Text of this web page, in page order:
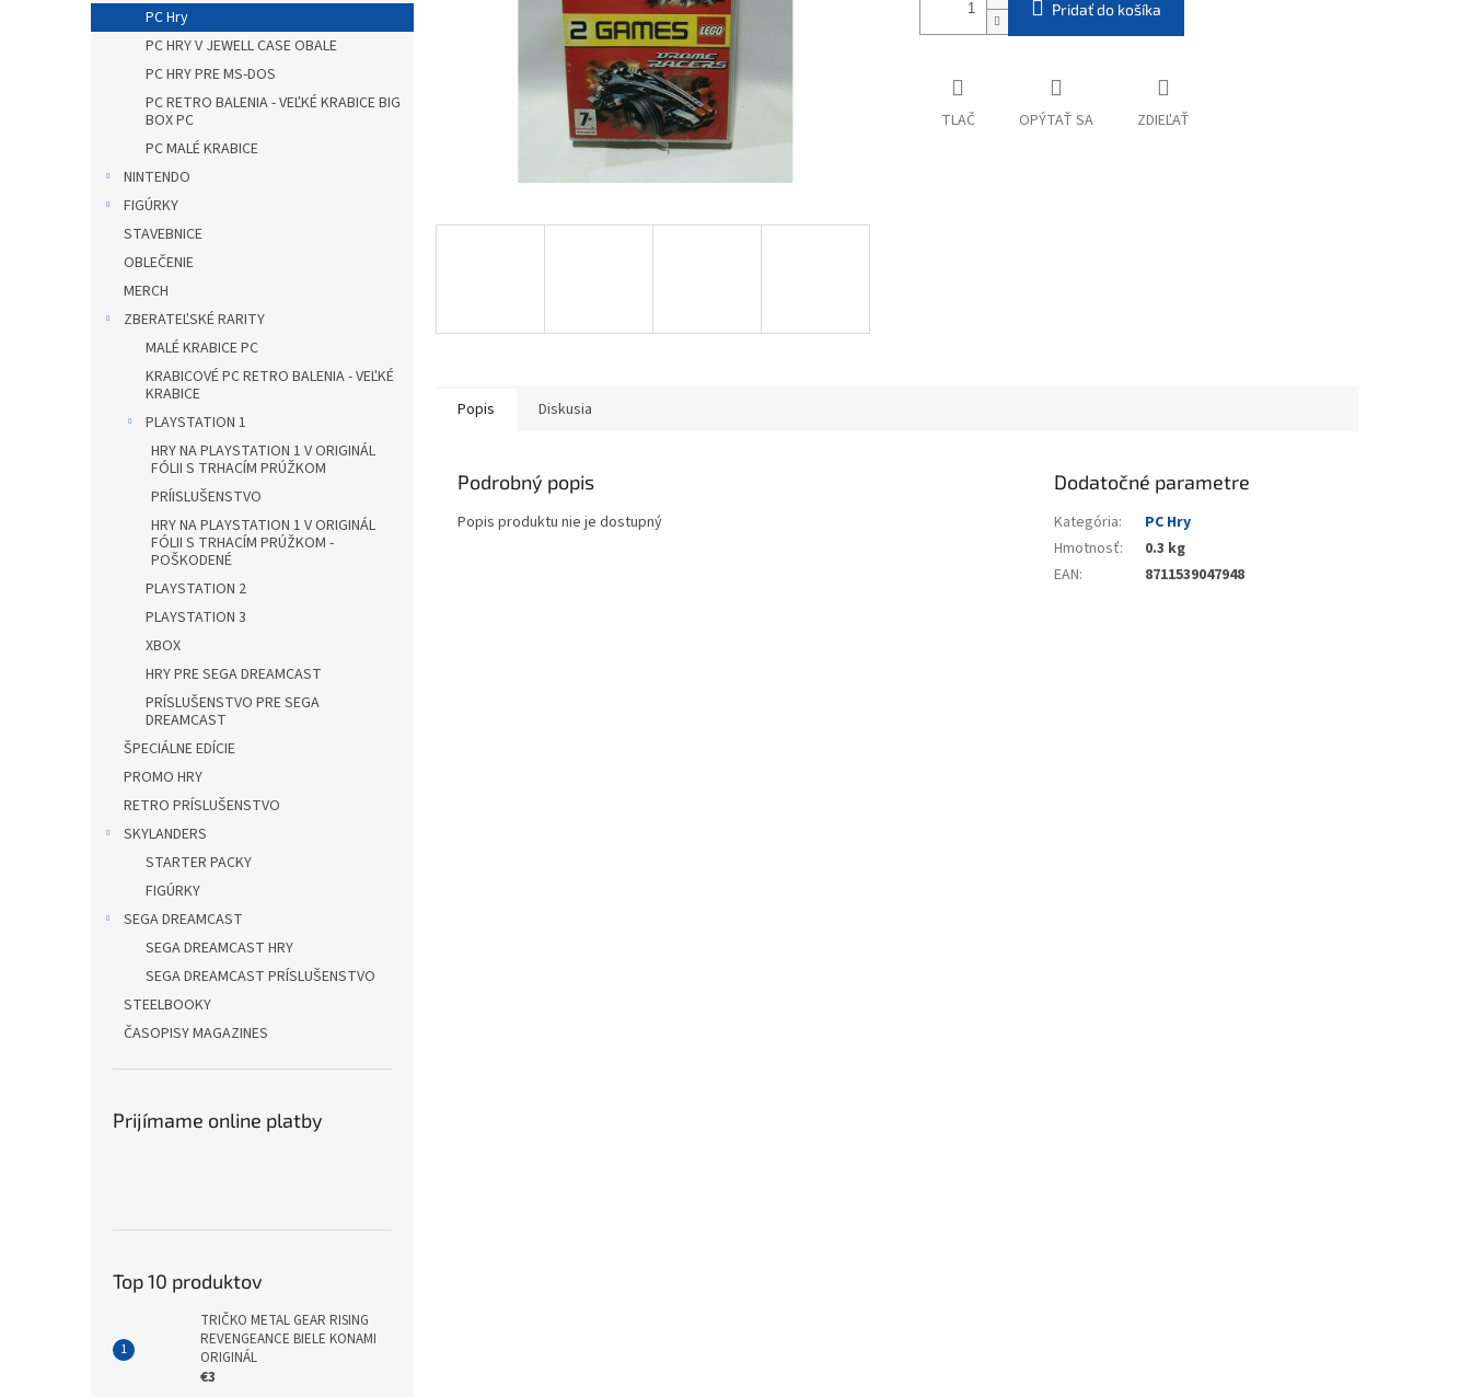
PC Hry
PC HRY V JEWELL CASE OBALE
PC HRY PRE MS-DOS
PC RETRO BALENIA - VEĽKÉ KRABICE BIG
BOX PC
PC MALÉ KRABICE
NINTENDO
FIGÚRKY
STAVEBNICE
OBLEČENIE
MERCH
ZBERATEĽSKÉ RARITY
MALÉ KRABICE PC
KRABICOVÉ PC RETRO BALENIA - VEĽKÉ
KRABICE
PLAYSTATION 1
HRY NA PLAYSTATION 1 V ORIGINÁL
FÓLII S TRHACÍM PRÚŽKOM
PRÍISLUŠENSTVO
HRY NA PLAYSTATION 1 V ORIGINÁL
FÓLII S TRHACÍM PRÚŽKOM -
POŠKODENÉ
PLAYSTATION 2
PLAYSTATION 3
XBOX
HRY PRE SEGA DREAMCAST
PRÍSLUŠENSTVO PRE SEGA
DREAMCAST
ŠPECIÁLNE EDÍCIE
PROMO HRY
RETRO PRÍSLUŠENSTVO
SKYLANDERS
STARTER PACKY
FIGÚRKY
SEGA DREAMCAST
SEGA DREAMCAST HRY
SEGA DREAMCAST PRÍSLUŠENSTVO
STEELBOOKY
ČASOPISY MAGAZINES
Prijímame online platby
Top 10 produktov
TRIČKO METAL GEAR RISING
REVENGEANCE BIELE KONAMI
ORIGINÁL
€3
Pridať do košíka
TLAČ OPÝTAŤ SA ZDIEĽAŤ
Popis Diskusia
Podrobný popis
Popis produktu nie je dostupný
Dodatočné parametre
Kategória:
PC Hry
Hmotnosť:
0.3 kg
EAN: 8711539047948